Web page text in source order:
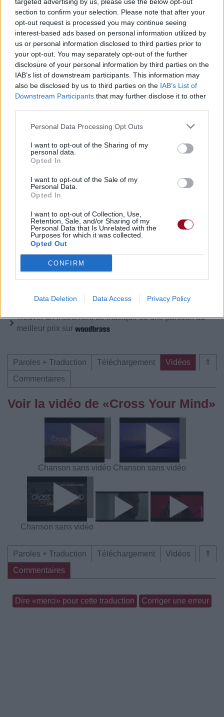
section to confirm your selection. Please note that after your
opt-out request is processed you may continue seeing
interest-based ads based on personal information utilized by
us or personal information disclosed to third parties prior to
your opt-out. You may separately opt-out of the further
disclosure of your personal information by third parties on the
IAB’s list of downstream participants. This information may
also be disclosed by us to third parties on the IAB’s List of
Downstream Participants that may further disclose it to other
Personal Data Processing Opt Outs
I want to opt-out of the Sharing of my
personal data.
Opted In
I want to opt-out of the Sale of my
Personal Data.
Opted In
I want to opt-out of Collection, Use,
Retention, Sale, and/or Sharing of my
Personal Data that Is Unrelated with the
Purposes for which it was collected.
Opted Out
CONFIRM
Data Deletion Data Access Privacy Policy
Publié parKCheu 55178 3 4 6 le 6 juillet 2022 à
7h13.
Chanteurs : Calum Scott
Albums : Bridges
Paroles + Traduction Téléchargement
Vidéos
Commentaires
Pour prolonger le plaisir musical :
Vous aimez chanter, apprenez la guitare chez
Télécharger légalement les MP3 sur
Trouver un instrument de musique ou une partition au
meilleur prix sur
⇑
Paroles + Traduction Téléchargement
Vidéos
Commentaires
Voir la vidéo de «Cross Your Mind»
Chanson sans vidéo Chanson sans vidéo
Chanson sans vidéo
⇑
Paroles + Traduction Téléchargement
Vidéos
Commentaires
Dire «merci» pour cette traduction Corriger une erreur